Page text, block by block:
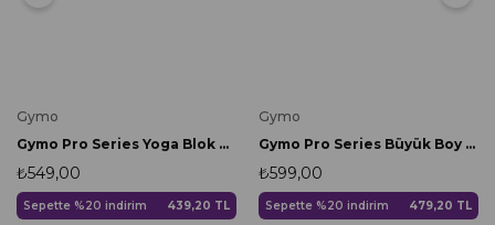
Gymo
Gymo Pro Series Yoga Blok Mavi
₺549,00
Sepette %20 indirim 439,20 TL
Gymo
Gymo Pro Series Büyük Boy Yoga Blok Mavi
₺599,00
Sepette %20 indirim 479,20 TL